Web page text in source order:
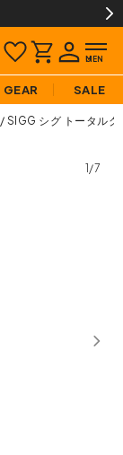
GEAR SALE
SIGG シグ トータル
1/7